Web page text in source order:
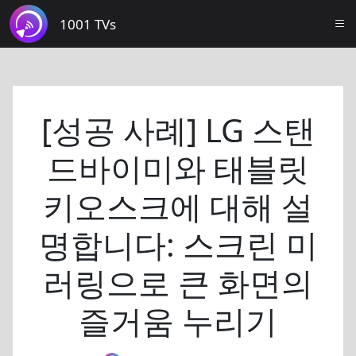
1001 TVs
[성공 사례] LG 스탠
드바이미와 태블릿
키오스크에 대해 설
명합니다: 스크린 미
러링으로 큰 화면의
즐거움 누리기